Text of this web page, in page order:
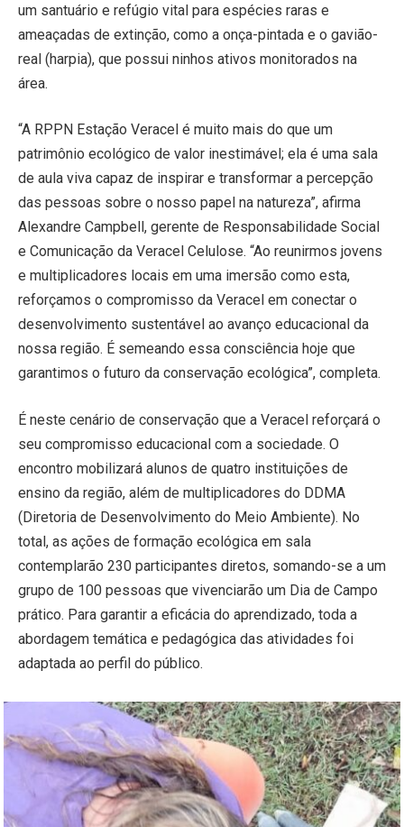
um santuário e refúgio vital para espécies raras e
ameaçadas de extinção, como a onça-pintada e o gavião-
real (harpia), que possui ninhos ativos monitorados na
área.
“A RPPN Estação Veracel é muito mais do que um
patrimônio ecológico de valor inestimável; ela é uma sala
de aula viva capaz de inspirar e transformar a percepção
das pessoas sobre o nosso papel na natureza”, afirma
Alexandre Campbell, gerente de Responsabilidade Social
e Comunicação da Veracel Celulose. “Ao reunirmos jovens
e multiplicadores locais em uma imersão como esta,
reforçamos o compromisso da Veracel em conectar o
desenvolvimento sustentável ao avanço educacional da
nossa região. É semeando essa consciência hoje que
garantimos o futuro da conservação ecológica”, completa.
É neste cenário de conservação que a Veracel reforçará o
seu compromisso educacional com a sociedade. O
encontro mobilizará alunos de quatro instituições de
ensino da região, além de multiplicadores do DDMA
(Diretoria de Desenvolvimento do Meio Ambiente). No
total, as ações de formação ecológica em sala
contemplarão 230 participantes diretos, somando-se a um
grupo de 100 pessoas que vivenciarão um Dia de Campo
prático. Para garantir a eficácia do aprendizado, toda a
abordagem temática e pedagógica das atividades foi
adaptada ao perfil do público.